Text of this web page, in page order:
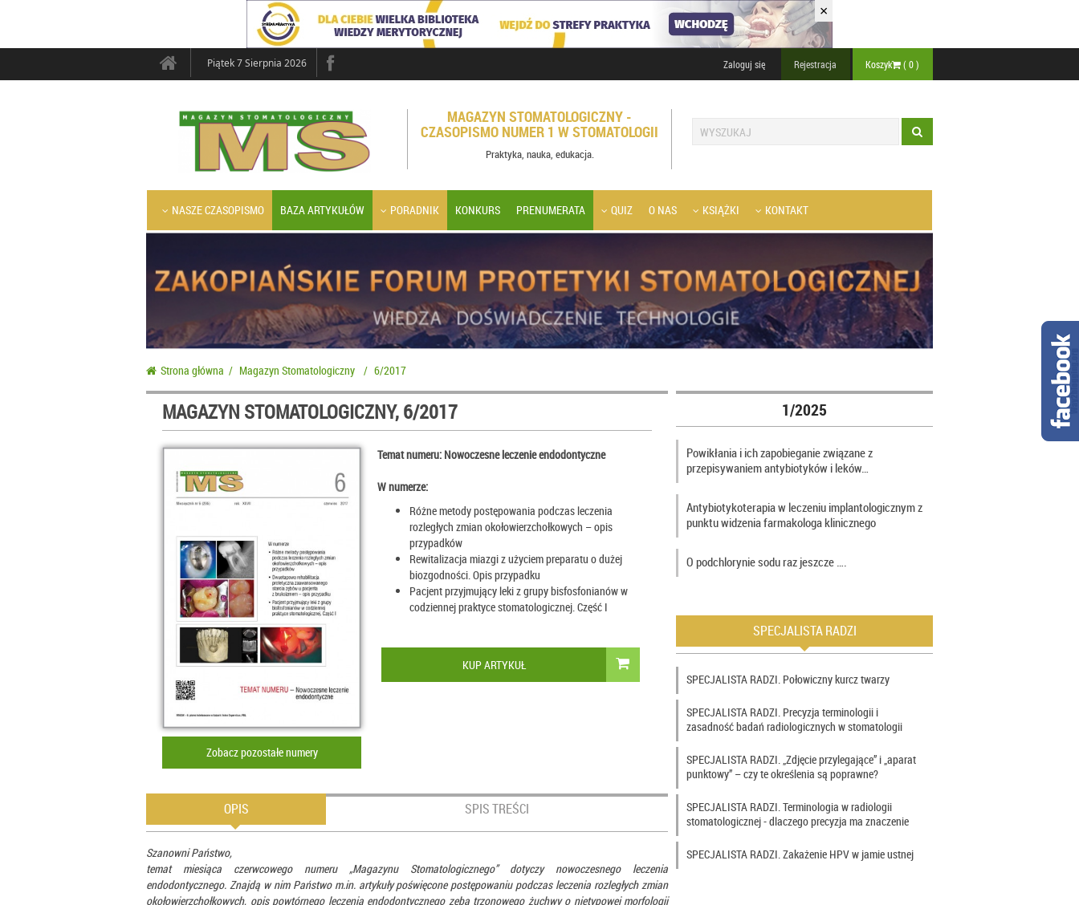
×
Piątek 7 Sierpnia 2026 Zaloguj się Rejestracja Koszyk (0)
MAGAZYN STOMATOLOGICZNY -
CZASOPISMO NUMER 1 W STOMATOLOGII
Praktyka, nauka, edukacja.
NASZE CZASOPISMO BAZA ARTYKUŁÓW PORADNIK KONKURS PRENUMERATA QUIZ O NAS KSIĄŻKI KONTAKT
Strona główna / Magazyn Stomatologiczny / 6/2017
MAGAZYN STOMATOLOGICZNY, 6/2017
Zobacz pozostałe numery
Temat numeru: Nowoczesne leczenie endodontyczne
W numerze:
Różne metody postępowania podczas leczenia
rozległych zmian okołowierzchołkowych – opis
przypadków
Rewitalizacja miazgi z użyciem preparatu o dużej
biozgodności. Opis przypadku
Pacjent przyjmujący leki z grupy bisfosfonianów w
codziennej praktyce stomatologicznej. Część I
KUP ARTYKUŁ
OPIS SPIS TREŚCI
Szanowni Państwo,
temat miesiąca czerwcowego numeru „Magazynu Stomatologicznego” dotyczy nowoczesnego leczenia
endodontycznego. Znajdą w nim Państwo m.in. artykuły poświęcone postępowaniu podczas leczenia rozległych zmian
okołowierzchołkowych, opis powtórnego leczenia endodontycznego zęba trzonowego żuchwy o nietypowej morfologii
1/2025
Powikłania i ich zapobieganie związane z
przepisywaniem antybiotyków i leków…
Antybiotykoterapia w leczeniu implantologicznym z
punktu widzenia farmakologa klinicznego
O podchlorynie sodu raz jeszcze ….
SPECJALISTA RADZI
SPECJALISTA RADZI. Połowiczny kurcz twarzy
SPECJALISTA RADZI. Precyzja terminologii i
zasadność badań radiologicznych w stomatologii
SPECJALISTA RADZI. „Zdjęcie przylegające” i „aparat
punktowy” – czy te określenia są poprawne?
SPECJALISTA RADZI. Terminologia w radiologii
stomatologicznej - dlaczego precyzja ma znaczenie
SPECJALISTA RADZI. Zakażenie HPV w jamie ustnej